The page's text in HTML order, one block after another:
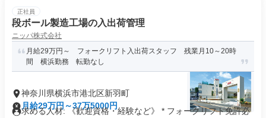
正社員
段ボール製造工場の入出荷管理
ニッパ株式会社
月給29万円～ フォークリフト入出荷スタッフ 残業月10～20時
間 横浜勤務 転勤なし
神奈川県横浜市港北区新羽町
月給29万円～37万5000円
求める人材: 《歓迎資格・経験など》 * フォークリフト免許必